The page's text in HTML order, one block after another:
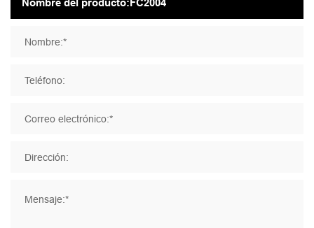
Nombre:*
Teléfono:
Correo electrónico:*
Dirección:
Mensaje:*